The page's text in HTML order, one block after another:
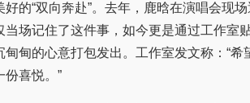
“双向奔赴”。去年，鹿晗在演唱会现场
场记住了这件事，如今更是通过工作室
甸的心意打包发出。工作室发文称：“希
喜悦。”